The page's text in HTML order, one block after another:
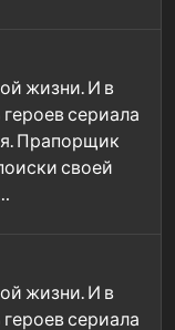
жизни. И в
сериала
Прапорщик
своей
жизни. И в
сериала